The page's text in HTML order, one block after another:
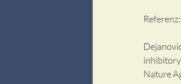
Referenz:
inhibitory
Nature